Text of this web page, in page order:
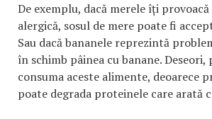
De exemplu, dacă merele îți
alergică, sosul de mere poate fi
Sau dacă bananele reprezintă
în schimb pâinea cu banane.
consuma aceste alimente, deoarece
poate degrada proteinele care arată